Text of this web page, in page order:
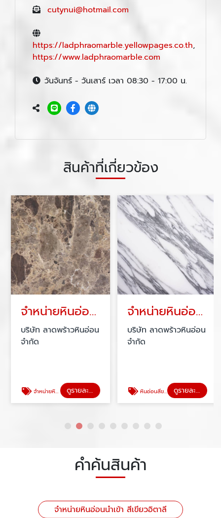
cutynui@hotmail.com
https://ladphraomarble.yellowpages.co.th,
https://www.ladphraomarble.com
วันจันทร์ - วันเสาร์ เวลา 08:30 - 17:00 น.
สินค้าที่เกี่ยวข้อง
จำหน่ายหินอ่อน เอ็มเพอราดอร์ ดาร์ค
บริษัท ลาดพร้าวหินอ่อน
จำกัด
จำหน่ายหินอ่อน เอ็มเพอราดอร์ ดาร์ค ดูรายละเอียด
จำหน่ายหินอ่อนสีขาว อลาเบสกาโต้
บริษัท ลาดพร้าวหินอ่อน
จำกัด
หินอ่อนสีขาว อลาเบสกาโต้ ดูรายละเอียด
คำค้นสินค้า
จำหน่ายหินอ่อนนำเข้า สีเขียวอิตาลี